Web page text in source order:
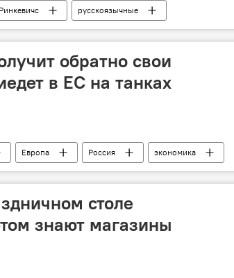
русскоязычные
обратно свои
в ЕС на танках
Европа Россия
экономика
США
столе
знают магазины